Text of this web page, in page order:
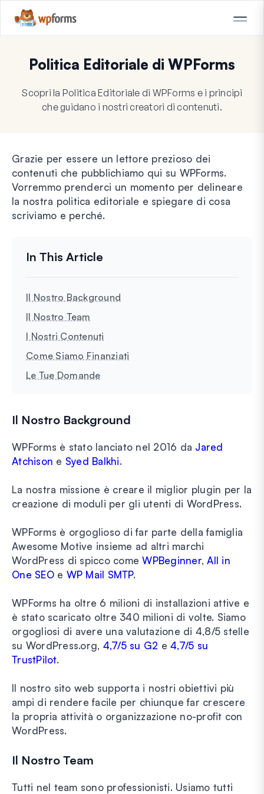
Politica Editoriale di WPForms
Scopri la Politica Editoriale di WPForms e i principi
che guidano i nostri creatori di contenuti.
Grazie per essere un lettore prezioso dei
contenuti che pubblichiamo qui su WPForms.
Vorremmo prenderci un momento per delineare
la nostra politica editoriale e spiegare di cosa
scriviamo e perché.
Il Nostro Background
Il Nostro Team
I Nostri Contenuti
Come Siamo Finanziati
Le Tue Domande
Il Nostro Background
WPForms è stato lanciato nel 2016 da Jared
Atchison e Syed Balkhi.
La nostra missione è creare il miglior plugin per la
creazione di moduli per gli utenti di WordPress.
WPForms è orgoglioso di far parte della famiglia
Awesome Motive insieme ad altri marchi
WordPress di spicco comeWPBeginner,All in
One SEOe WP Mail SMTP.
WPForms ha oltre 6 milioni di installazioni attive e
è stato scaricato oltre 340 milioni di volte. Siamo
orgogliosi di avere una valutazione di 4,8/5 stelle
su WordPress.org, 4,7/5 su G2 e 4,7/5 su
TrustPilot.
Il nostro sito web supporta i nostri obiettivi più
ampi di rendere facile per chiunque far crescere
la propria attività o organizzazione no-profit con
WordPress.
Il Nostro Team
Tutti nel team sono professionisti. Usiamo tutti